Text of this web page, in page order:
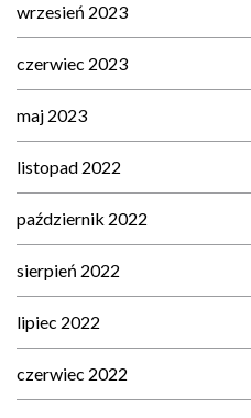
wrzesień 2023
czerwiec 2023
maj 2023
listopad 2022
październik 2022
sierpień 2022
lipiec 2022
czerwiec 2022